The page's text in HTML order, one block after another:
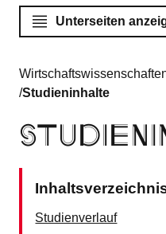
Unterseiten
Sie befinden sich hier:
Studieninhalte
Studienverlauf